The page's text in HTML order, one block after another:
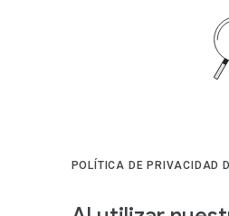
POLÍTICA DE PRIVACIDAD